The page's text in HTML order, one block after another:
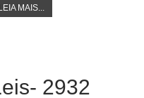
MAIS...
2932